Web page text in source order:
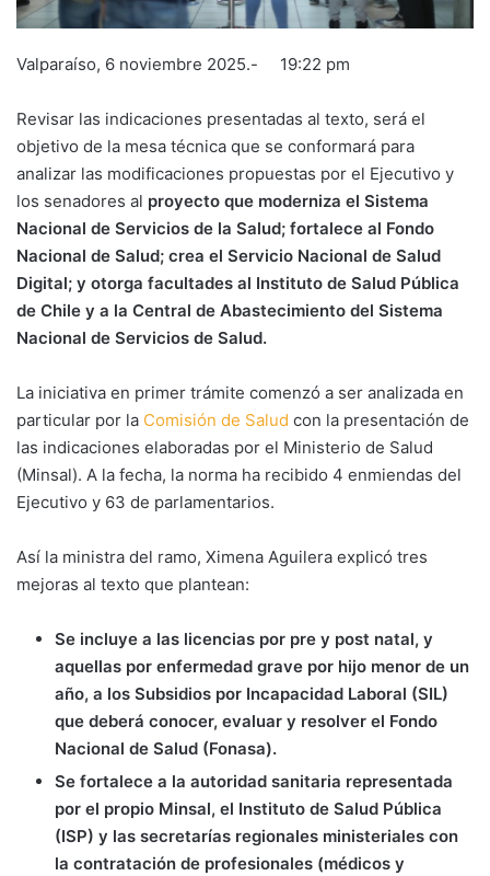
Valparaíso, 6 noviembre 2025.- 19:22 pm
Revisar las indicaciones presentadas al texto, será el
objetivo de la mesa técnica que se conformará para
analizar las modificaciones propuestas por el Ejecutivo y
los senadores al proyecto que moderniza el Sistema
Nacional de Servicios de la Salud; fortalece al Fondo
Nacional de Salud; crea el Servicio Nacional de Salud
Digital; y otorga facultades al Instituto de Salud Pública
de Chile y a la Central de Abastecimiento del Sistema
Nacional de Servicios de Salud.
La iniciativa en primer trámite comenzó a ser analizada en
particular por la Comisión de Salud con la presentación de
las indicaciones elaboradas por el Ministerio de Salud
(Minsal). A la fecha, la norma ha recibido 4 enmiendas del
Ejecutivo y 63 de parlamentarios.
Así la ministra del ramo, Ximena Aguilera explicó tres
mejoras al texto que plantean:
Se incluye a las licencias por pre y post natal, y
aquellas por enfermedad grave por hijo menor de un
año, a los Subsidios por Incapacidad Laboral (SIL)
que deberá conocer, evaluar y resolver el Fondo
Nacional de Salud (Fonasa).
Se fortalece a la autoridad sanitaria representada
por el propio Minsal, el Instituto de Salud Pública
(ISP) y las secretarías regionales ministeriales con
la contratación de profesionales (médicos y